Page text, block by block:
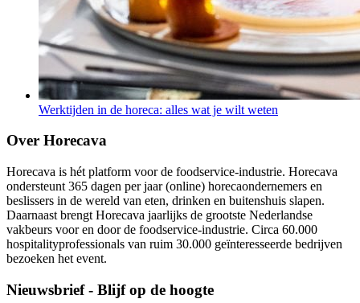
Werktijden in de horeca: alles wat je wilt weten
Over Horecava
Horecava is hét platform voor de foodservice-industrie. Horecava
ondersteunt 365 dagen per jaar (online) horecaondernemers en
beslissers in de wereld van eten, drinken en buitenshuis slapen.
Daarnaast brengt Horecava jaarlijks de grootste Nederlandse
vakbeurs voor en door de foodservice-industrie. Circa 60.000
hospitalityprofessionals van ruim 30.000 geïnteresseerde bedrijven
bezoeken het event.
Nieuwsbrief - Blijf op de hoogte